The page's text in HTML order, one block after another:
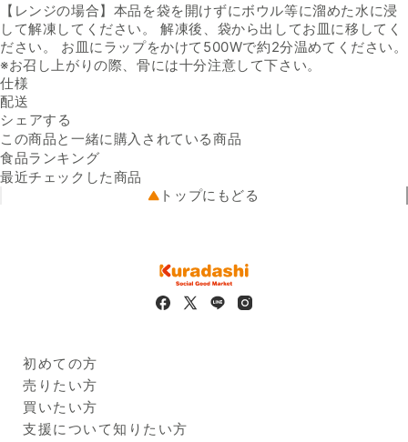
【レンジの場合】本品を袋を開けずにボウル等に溜めた水に浸
して解凍してください。 解凍後、袋から出してお皿に移してく
ださい。 お皿にラップをかけて500Wで約2分温めてください。
※お召し上がりの際、骨には十分注意して下さい。
仕様
内容量
原材料名
アカウオ（グリーンランド
飴、蛋白加水分解物、醸造酢
152kcal、たんぱく質：
11.7g、脂質：6.0g、炭水化
物：11.9g、食塩相当量：1.0g
製造者の名称及び住所
賞味期限
商品画像はイメージのため、実際の商品と異なる場合がござい
ます。特にご希望がございましたら、現在の商品を確認させて
配送
送料
可能性があります。
クール便
配送温度帯
クラダシから出荷
シェアする
この商品と一緒に購入されている商品
食品ランキング
最近チェックした商品
トップにもどる
初めての方
Kuradashiとは
ご利用ガイド
売りたい方
クラダシに出品する
出品企業
買いたい方
商品一覧
支援について知りたい方